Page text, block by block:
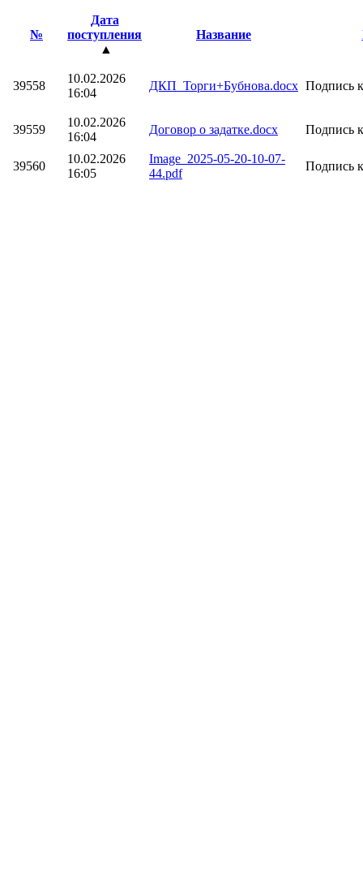
№
Дата
поступления
▲
Название
39558
10.02.2026
16:04
ДКП_Торги+Бубнова.docx Подпись
39559
10.02.2026
16:04
Договор о задатке.docx Подпись
39560
10.02.2026
16:05
Image_2025-05-20-10-07-
44.pdf
Подпись